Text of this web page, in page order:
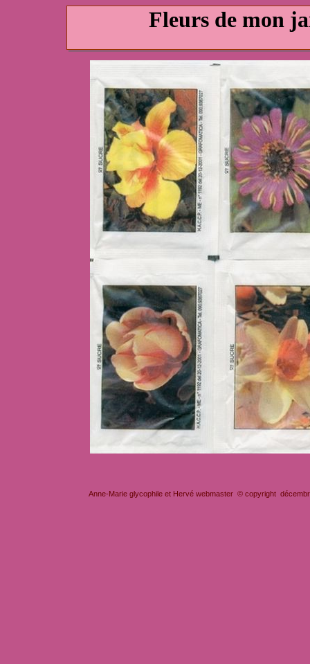
Fleurs de mon
Anne-Marie glycophile et Hervé webmaster © copyright